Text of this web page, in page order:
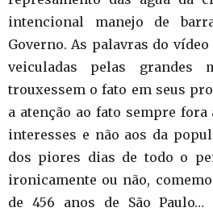
intencional manejo de
Governo. As palavras do
veiculadas pelas grandes
trouxessem o fato em seus
a atenção ao fato sempre fora
interesses e não aos da
dos piores dias de todo o
ironicamente ou não,
de 456 anos de São